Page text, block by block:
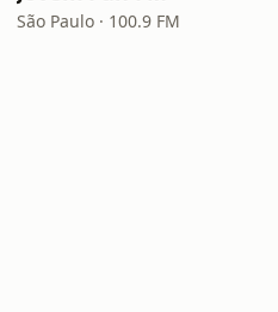
São Paulo · 100.9 FM